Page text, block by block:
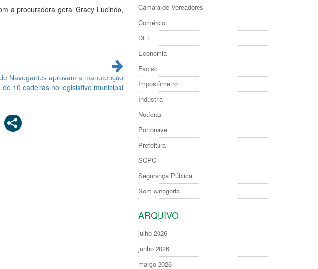
a procuradora geral Gracy Lucindo,
Navegantes aprovam a manutenção
de 10 cadeiras no legislativo municipal
Câmara de Vereadores
Comércio
DEL
Economia
Facisc
Impostômetro
Indústria
Notícias
Portonave
Prefeitura
SCPC
Segurança Pública
Sem categoria
ARQUIVO
julho 2026
junho 2026
março 2026